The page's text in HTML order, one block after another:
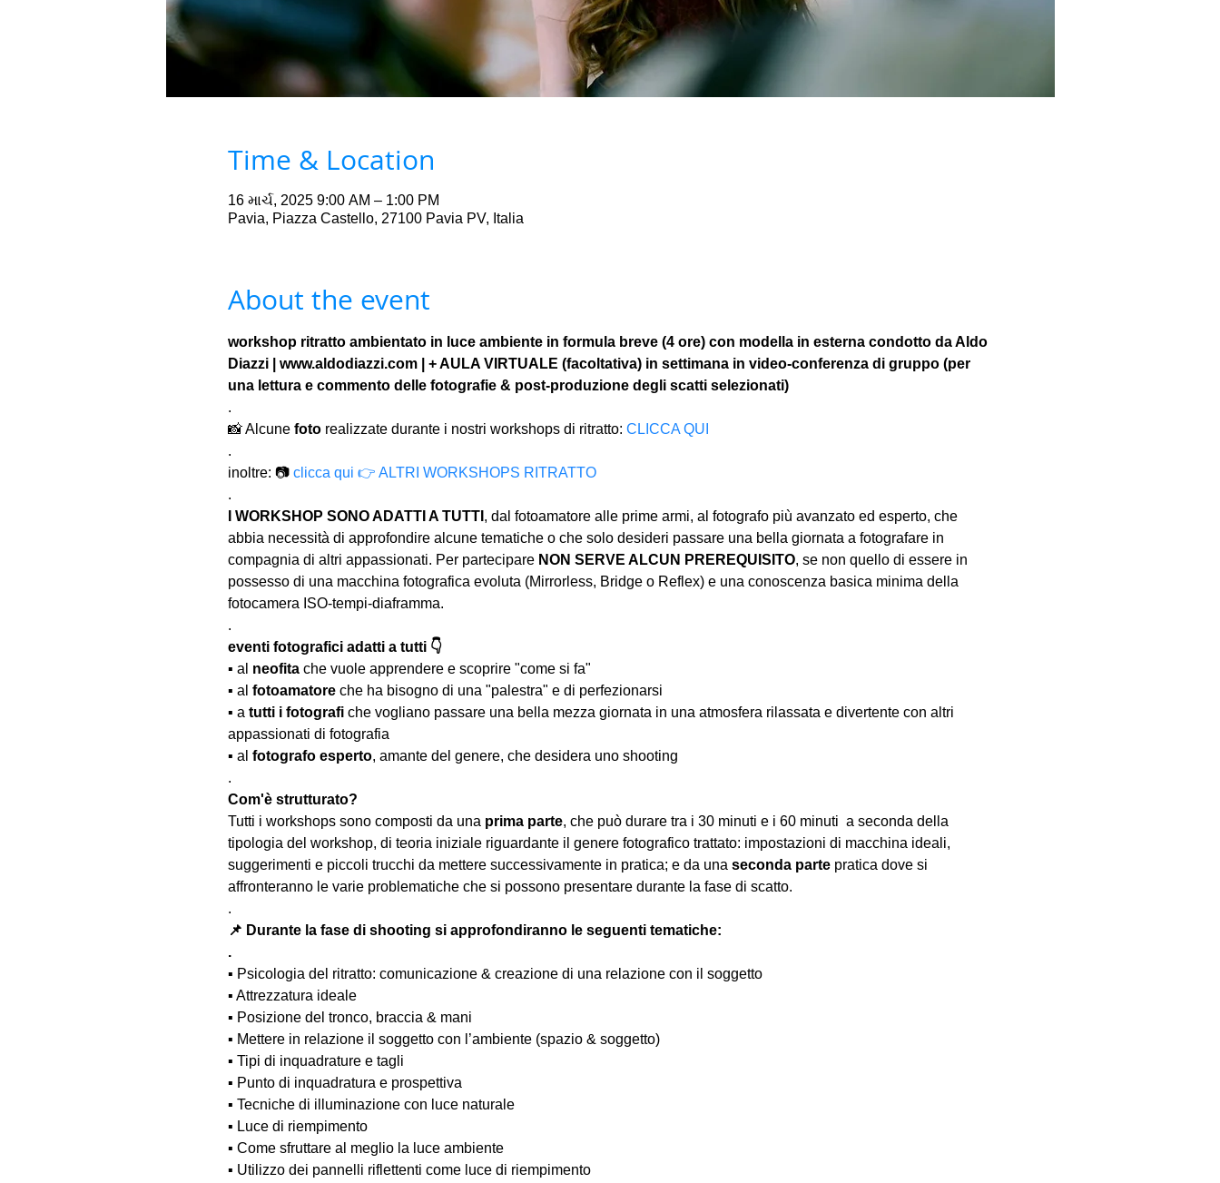
Time & Location
16 માર્ચ, 2025 9:00 AM – 1:00 PM
Pavia, Piazza Castello, 27100 Pavia PV, Italia
About the event
workshop ritratto ambientato in luce ambiente in formula breve (4 ore) con modella in esterna condotto da Aldo
Diazzi | www.aldodiazzi.com | + AULA VIRTUALE (facoltativa) in settimana in video-conferenza di gruppo (per
una lettura e commento delle fotografie & post-produzione degli scatti selezionati)
.
📸 Alcune foto realizzate durante i nostri workshops di ritratto: CLICCA QUI
.
inoltre: 📷 clicca qui 👉 ALTRI WORKSHOPS RITRATTO
.
I WORKSHOP SONO ADATTI A TUTTI , dal fotoamatore alle prime armi, al fotografo più avanzato ed esperto, che
abbia necessità di approfondire alcune tematiche o che solo desideri passare una bella giornata a fotografare in
compagnia di altri appassionati. Per partecipare NON SERVE ALCUN PREREQUISITO, se non quello di essere in
possesso di una macchina fotografica evoluta (Mirrorless, Bridge o Reflex) e una conoscenza basica minima della
fotocamera ISO-tempi-diaframma.
.
eventi fotografici adatti a tutti 👇
▪️ al neofita che vuole apprendere e scoprire "come si fa"
▪️ al fotoamatore che ha bisogno di una "palestra" e di perfezionarsi
▪️ a tutti i fotografi che vogliano passare una bella mezza giornata in una atmosfera rilassata e divertente con altri
appassionati di fotografia
▪️ al fotografo esperto, amante del genere, che desidera uno shooting
.
Com'è strutturato?
Tutti i workshops sono composti da una prima parte, che può durare tra i 30 minuti e i 60 minuti  a seconda della
tipologia del workshop, di teoria iniziale riguardante il genere fotografico trattato: impostazioni di macchina ideali,
suggerimenti e piccoli trucchi da mettere successivamente in pratica; e da una seconda parte pratica dove si
affronteranno le varie problematiche che si possono presentare durante la fase di scatto.
.
📌 Durante la fase di shooting si approfondiranno le seguenti tematiche:
.
▪️ Psicologia del ritratto: comunicazione & creazione di una relazione con il soggetto
▪️ Attrezzatura ideale
▪️ Posizione del tronco, braccia & mani
▪️ Mettere in relazione il soggetto con l’ambiente (spazio & soggetto)
▪️ Tipi di inquadrature e tagli
▪️ Punto di inquadratura e prospettiva
▪️ Tecniche di illuminazione con luce naturale
▪️ Luce di riempimento
▪️ Come sfruttare al meglio la luce ambiente
▪️ Utilizzo dei pannelli riflettenti come luce di riempimento